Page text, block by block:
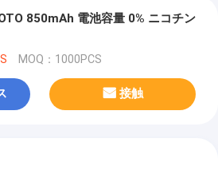
850mAh 電池容量 0% ニコチン
MOQ：1000PCS
接触